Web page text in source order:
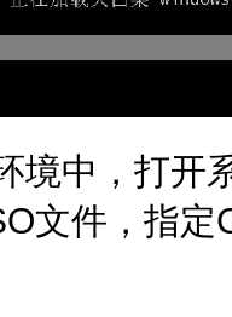
境中，打开
文件，指